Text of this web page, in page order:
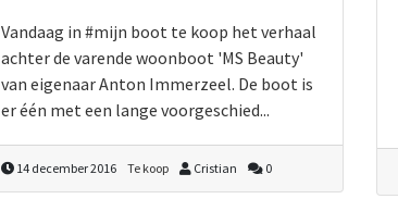
Vandaag in #mijn boot te koop het verhaal
achter de varende woonboot 'MS Beauty'
van eigenaar Anton Immerzeel. De boot is
er één met een lange voorgeschied...
14 december 2016 Te koop Cristian 0